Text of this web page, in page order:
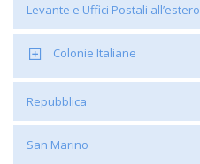
Levante e Uffici Postali all’estero
Colonie Italiane
Repubblica
San Marino